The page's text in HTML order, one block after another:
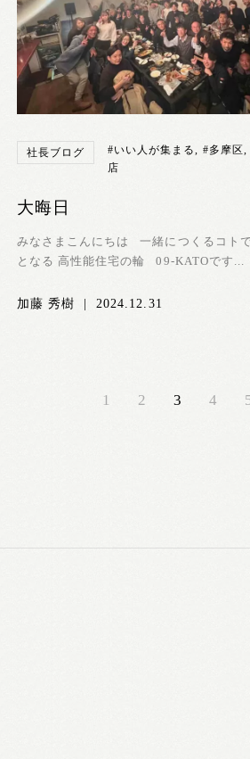
社長ブログ #いい人が集まる, #多摩区,
店
大晦日
みなさまこんにちは 一緒につくるコト
となる 高性能住宅の輪 09-KATOです...
加藤 秀樹 | 2024.12.31
1 2 3 4